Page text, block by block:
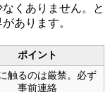
くありません。と
あります。
ポイント
触るのは厳禁。必ず
事前連絡